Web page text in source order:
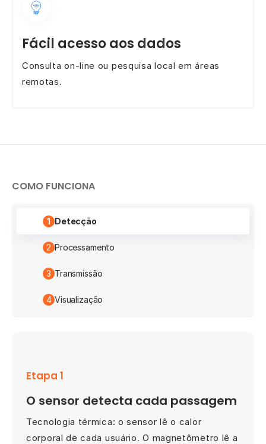
Fácil acesso aos dados
Consulta on-line ou pesquisa local em áreas
remotas.
COMO FUNCIONA
1 Detecção
2 Processamento
3 Transmissão
4 Visualização
Etapa 1
O sensor detecta cada passagem
Tecnologia térmica: o sensor lê o calor
corporal de cada usuário. O magnetômetro lê a